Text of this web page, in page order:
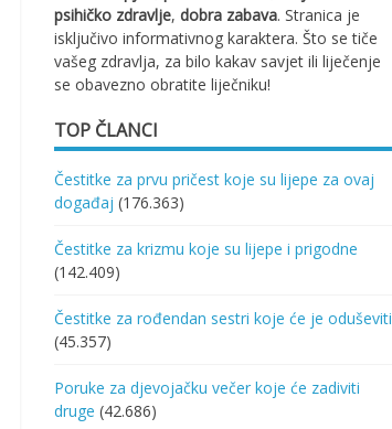
psihičko zdravlje,dobra zabava. Stranica je
isključivo informativnog karaktera. Što se tiče
vašeg zdravlja, za bilo kakav savjet ili liječenje
se obavezno obratite liječniku!
TOP ČLANCI
Čestitke za prvu pričest koje su lijepe za ovaj
događaj (176.363)
Čestitke za krizmu koje su lijepe i prigodne
(142.409)
Čestitke za rođendan sestri koje će je oduševiti
(45.357)
Poruke za djevojačku večer koje će zadiviti
druge (42.686)